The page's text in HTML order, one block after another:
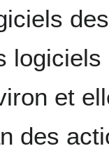
logiciels
et
des